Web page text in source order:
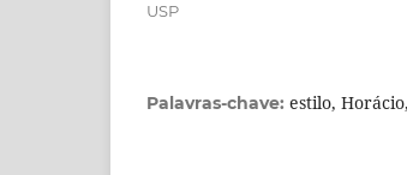
USP
Palavras-chave: estilo,